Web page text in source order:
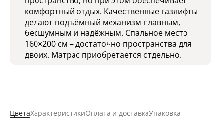
комфортный отдых. Качественные газлифты
делают подъёмный механизм плавным,
бесшумным и надёжным. Спальное место
160×200 см – достаточно пространства для
двоих. Матрас приобретается отдельно.
ЦветаХарактеристикиОплата и доставкаУпаковка